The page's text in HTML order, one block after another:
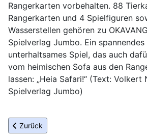
Rangerkarten vorbehalten. 88
Rangerkarten und 4 Spielfiguren
Wasserstellen gehören zu
Spielverlag Jumbo. Ein spannendes
unterhaltsames Spiel, das auch
vom heimischen Sofa aus den
lassen: „Heia Safari!“ (Text: Volkert
Spielverlag Jumbo)
Vorheriger Beitrag: Endlich darf wieder
Zurück